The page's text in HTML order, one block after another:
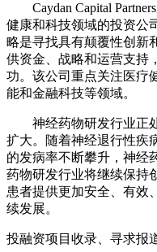
Caydan Capital
健康和科技领域的投资公
略是寻找具有颠覆性创新
供资金、战略和运营支持
功。该公司重点关注医疗
能和金融科技等领域。
神经药物研发行业正处
扩大。随着神经退行性疾
的发病率不断攀升，神经
药物研发行业将继续保持
患者提供更加安全、有效
续发展。
投融资项目收录、寻求报